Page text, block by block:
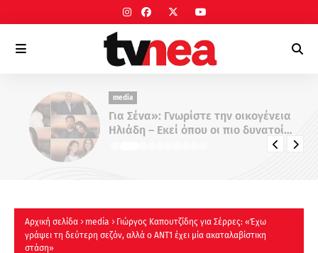
media
Για Σένα»: Γνωρίστε την οικογένεια
Ηλιάδη – Εκεί όπου οι πιο δυνατοί
δεσμοί δοκιμάζονται περισσότερο !
Αρχική σελίδα media
Γιώργος Καπουτζίδης για Σέρρες: «Έχω
γράψει τη δεύτερη σεζόν, αλλά ο ΑΝΤ1 έχει μία ακαταλαβίστικη
στάση»